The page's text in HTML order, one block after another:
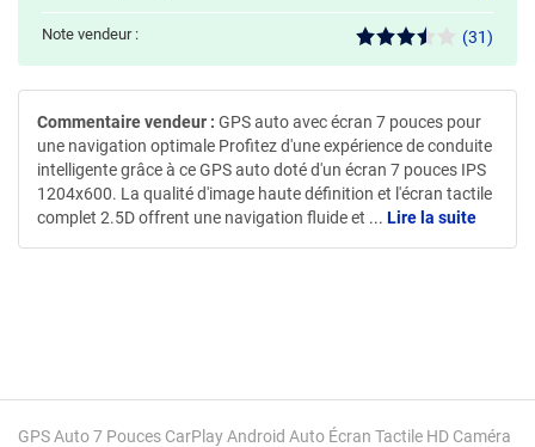
GPS Auto 7 Pouces CarPlay Android Auto Écran Tactile HD Caméra
Note vendeur : (31)
Commentaire vendeur : GPS auto avec écran 7 pouces pour
une navigation optimale Profitez d'une expérience de conduite
intelligente grâce à ce GPS auto doté d'un écran 7 pouces IPS
1204x600. La qualité d'image haute définition et l'écran tactile
complet 2.5D offrent une navigation fluide et ... Lire la suite